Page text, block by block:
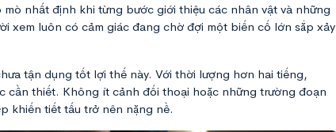
nhất định khi từng bước giới thiệu các nhân vật và những
xem luôn có cảm giác đang chờ đợi một biến cố lớn sắp xảy
tận dụng tốt lợi thế này. Với thời lượng hơn hai tiếng,
cần thiết. Không ít cảnh đối thoại hoặc những trường đoạn
khiến tiết tấu trở nên nặng nề.